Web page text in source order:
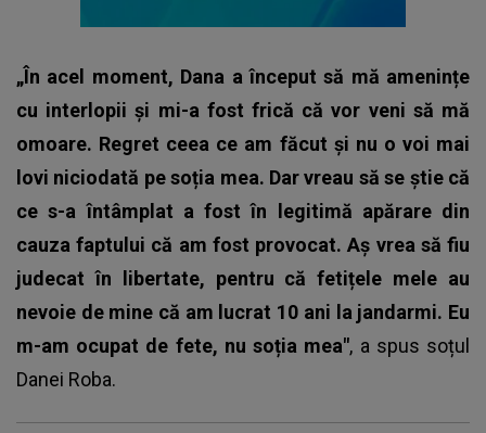
„În acel moment, Dana a început să mă amenințe
cu interlopii și mi-a fost frică că vor veni să mă
omoare. Regret ceea ce am făcut și nu o voi mai
lovi niciodată pe soția mea. Dar vreau să se știe că
ce s-a întâmplat a fost în legitimă apărare din
cauza faptului că am fost provocat. Aș vrea să fiu
judecat în libertate, pentru că fetițele mele au
nevoie de mine că am lucrat 10 ani la jandarmi. Eu
m-am ocupat de fete, nu soția mea", a spus soțul
Danei Roba.